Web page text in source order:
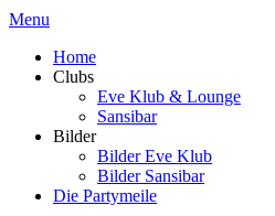
Menu
Home
Clubs
Eve Klub & Lounge
Sansibar
Bilder
Bilder Eve Klub
Bilder Sansibar
Die Partymeile